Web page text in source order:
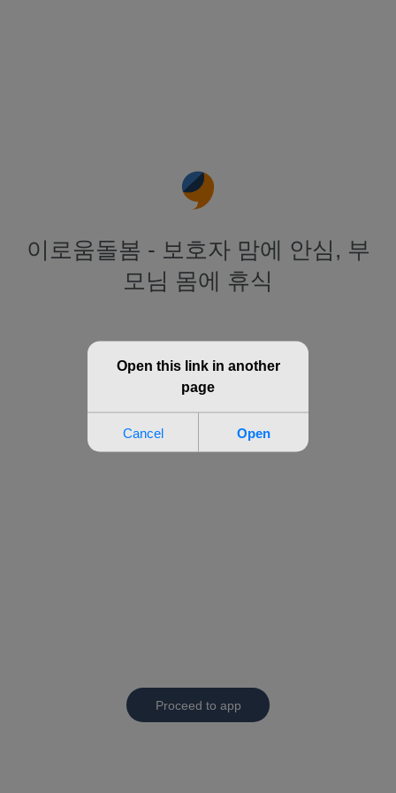
이로움돌봄 - 보호자 맘에 안심, 부
모님 몸에 휴식
Proceed to app